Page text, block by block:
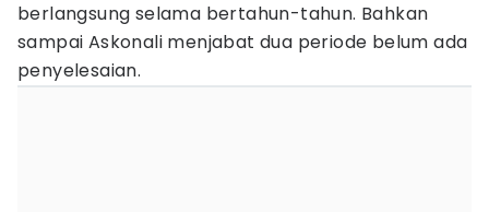
berlangsung selama bertahun-tahun. Bahkan
sampai Askonali menjabat dua periode belum ada
penyelesaian.